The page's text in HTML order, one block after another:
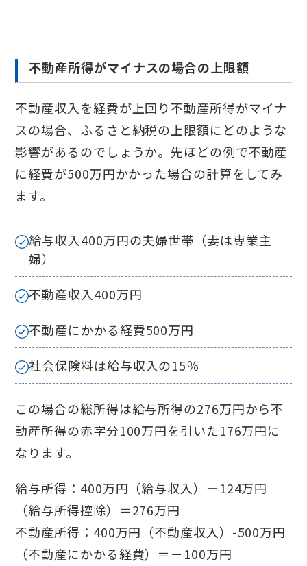
不動産所得がマイナスの場合の上限額
不動産収入を経費が上回り不動産所得がマイナ
スの場合、ふるさと納税の上限額にどのような
影響があるのでしょうか。先ほどの例で不動産
に経費が500万円かかった場合の計算をしてみ
ます。
給与収入400万円の夫婦世帯（妻は専業主
婦）
不動産収入400万円
不動産にかかる経費500万円
社会保険料は給与収入の15％
この場合の総所得は給与所得の276万円から不
動産所得の赤字分100万円を引いた176万円に
なります。
給与所得：400万円（給与収入）ー124万円
（給与所得控除）＝276万円
不動産所得：400万円（不動産収入）-500万円
（不動産にかかる経費）＝－100万円